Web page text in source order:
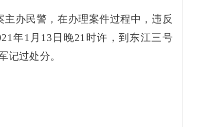
办民警，在办理案件过程中，违反
年1月13日晚21时许，到东江三号
记过处分。